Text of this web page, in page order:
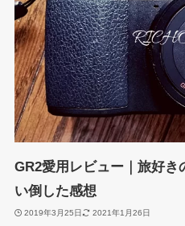
GR2愛用レビュー｜旅好き
い倒した感想
2019年3月25日 2021年1月26日